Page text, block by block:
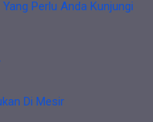
Perlu Anda Kunjungi
Di Mesir